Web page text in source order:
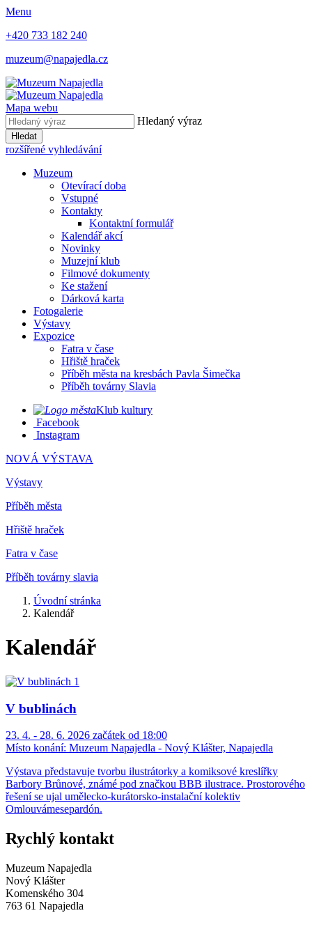
Menu
+420 733 182 240
muzeum@napajedla.cz
Mapa webu
Hledaný výraz
Hledat
rozšířené vyhledávání
Muzeum
Otevírací doba
Vstupné
Kontakty
Kontaktní formulář
Kalendář akcí
Novinky
Muzejní klub
Filmové dokumenty
Ke stažení
Dárková karta
Fotogalerie
Výstavy
Expozice
Fatra v čase
Hřiště hraček
Příběh města na kresbách Pavla Šimečka
Příběh továrny Slavia
Klub kultury
Facebook
Instagram
NOVÁ VÝSTAVA
Výstavy
Příběh města
Hřiště hraček
Fatra v čase
Příběh továrny slavia
Úvodní stránka
Kalendář
Kalendář
V bublinách
23. 4. - 28. 6. 2026 začátek od 18:00
Místo konání: Muzeum Napajedla - Nový Klášter, Napajedla
Výstava představuje tvorbu ilustrátorky a komiksové kreslířky
Barbory Brůnové, známé pod značkou BBB ilustrace. Prostorového
řešení se ujal umělecko-kurátorsko-instalační kolektiv
Omlouvámesepardón.
Rychlý kontakt
Muzeum Napajedla
Nový Klášter
Komenského 304
763 61 Napajedla